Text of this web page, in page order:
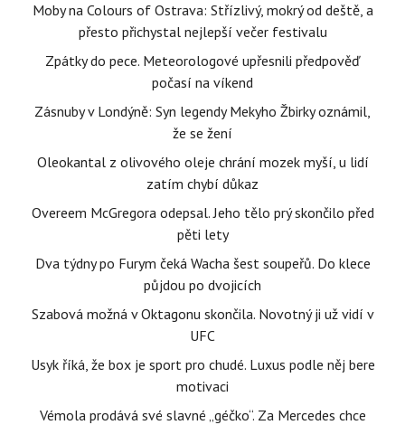
Moby na Colours of Ostrava: Střízlivý, mokrý od deště, a
přesto přichystal nejlepší večer festivalu
Zpátky do pece. Meteorologové upřesnili předpověď
počasí na víkend
Zásnuby v Londýně: Syn legendy Mekyho Žbirky oznámil,
že se žení
Oleokantal z olivového oleje chrání mozek myší, u lidí
zatím chybí důkaz
Overeem McGregora odepsal. Jeho tělo prý skončilo před
pěti lety
Dva týdny po Furym čeká Wacha šest soupeřů. Do klece
půjdou po dvojicích
Szabová možná v Oktagonu skončila. Novotný ji už vidí v
UFC
Usyk říká, že box je sport pro chudé. Luxus podle něj bere
motivaci
Vémola prodává své slavné „géčko“. Za Mercedes chce